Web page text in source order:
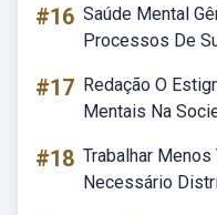
#16 Saúde Mental
Processos De
#17 Redação O
Mentais Na
#18 Trabalhar
Necessário